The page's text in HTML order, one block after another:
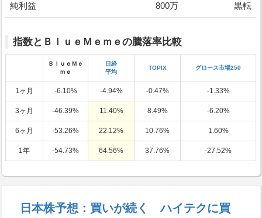
純利益 800万 黒転
指数とＢｌｕｅＭｅｍｅの騰落率比較
ＢｌｕｅＭｅ
ｍｅ
日経
平均
TOPIX グロース市場250
1ヶ月 -6.10% -4.94% -0.47% -1.33%
3ヶ月 -46.39% 11.40% 8.49% -6.20%
6ヶ月 -53.26% 22.12% 10.76% 1.60%
1年 -54.73% 64.56% 37.76% -27.52%
日本株予想：買いが続く ハイテクに買